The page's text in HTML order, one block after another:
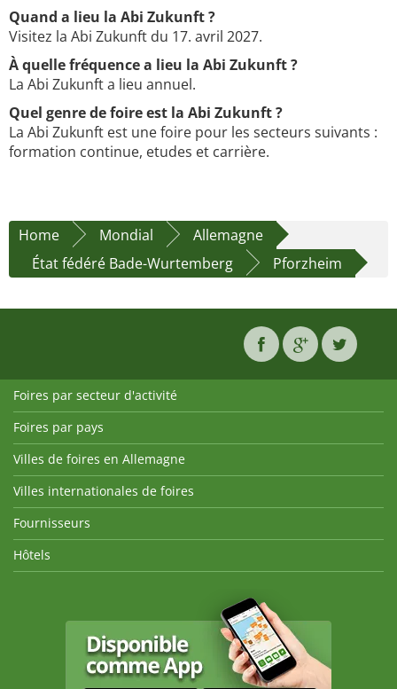
Quand a lieu la Abi Zukunft ?
Visitez la Abi Zukunft du 17. avril 2027.
À quelle fréquence a lieu la Abi Zukunft ?
La Abi Zukunft a lieu annuel.
Quel genre de foire est la Abi Zukunft ?
La Abi Zukunft est une foire pour les secteurs suivants :
formation continue, etudes et carrière.
Home Mondial
Allemagne
État fédéré Bade-Wurtemberg
Pforzheim
Foires par secteur d'activité
Foires par pays
Villes de foires en Allemagne
Villes internationales de foires
Fournisseurs
Hôtels